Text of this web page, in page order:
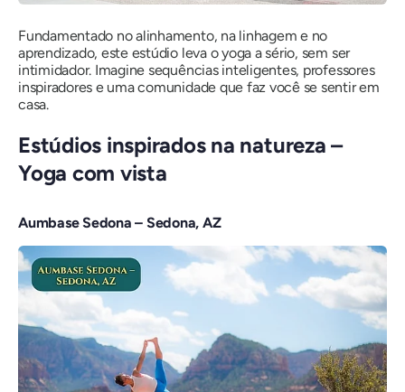
Fundamentado no alinhamento, na linhagem e no
aprendizado, este estúdio leva o yoga a sério, sem ser
intimidador. Imagine sequências inteligentes, professores
inspiradores e uma comunidade que faz você se sentir em
casa.
Estúdios inspirados na natureza –
Yoga com vista
Aumbase Sedona – Sedona, AZ